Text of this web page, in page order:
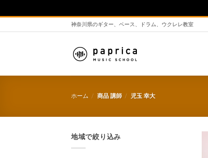
神奈川県のギター、ベース、ドラム、ウクレレ教室
ホーム / 商品 講師 / 児玉 幸大
地域で絞り込み